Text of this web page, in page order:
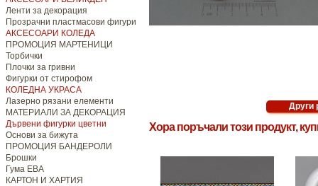
Ленти за декорация
Прозрачни пластмасови фигури
АКСЕСОАРИ КОЛЕДА
ПРОМОЦИЯ МАРТЕНИЦИ
Торбички
Плочки за гривни
Фигурки от стирофом
КОЛЕДНА УКРАСА
Лазерно рязани елементи
МАТЕРИАЛИ ЗА ДЕКОРАЦИЯ
Дървени фигурки цветни
Основи за бижута
ПРОМОЦИЯ БАНДЕРОЛИ
Брошки
Гума ЕВА
КАРТОН И ХАРТИЯ
Хора поръчали този продукт,